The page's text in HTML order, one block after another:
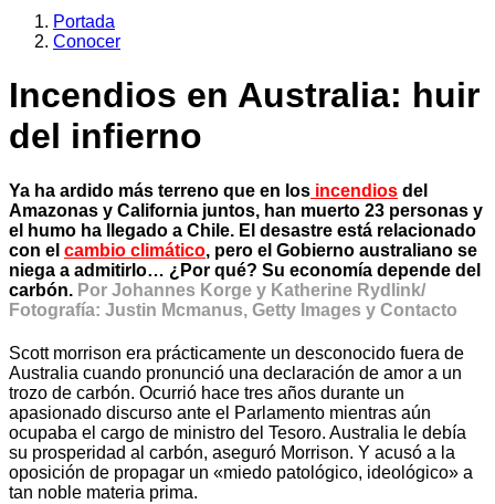
Portada
Conocer
Incendios en Australia: huir
del infierno
Ya ha ardido más terreno que en los incendios del
Amazonas y California juntos, han muerto 23 personas y
el humo ha llegado a Chile. El desastre está relacionado
con el cambio climático, pero el Gobierno australiano se
niega a admitirlo… ¿Por qué? Su economía depende del
carbón. Por Johannes Korge y Katherine Rydlink/
Fotografía: Justin Mcmanus, Getty Images y Contacto
Scott morrison era prácticamente un desconocido fuera de
Australia cuando pronunció una declaración de amor a un
trozo de carbón. Ocurrió hace tres años durante un
apasionado discurso ante el Parlamento mientras aún
ocupaba el cargo de ministro del Tesoro. Australia le debía
su prosperidad al carbón, aseguró Morrison. Y acusó a la
oposición de propagar un «miedo patológico, ideológico» a
tan noble materia prima.